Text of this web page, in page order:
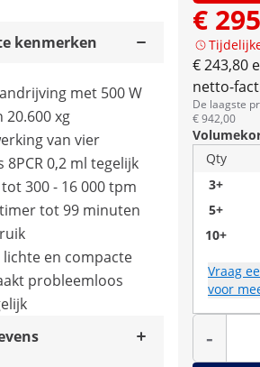
€
€ 243,80
netto-
De laagste
€ 942,00
Qty
3+
5+
10+
Vraag
voor
-
kenmerken
met 500 W
20.600 xg
van vier
0,2 ml tegelijk
300 - 16 000 tpm
tot 99 minuten
lichte en compacte
probleemloos